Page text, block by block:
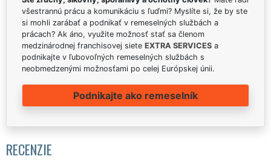
všestrannú prácu a komunikáciu s ľuďmi? Myslíte si, že by ste
si mohli zarábať a podnikať v remeselných službách a
prácach? Ak áno, využite možnosť stať sa členom
medzinárodnej franchisovej siete EXTRA SERVICES a
podnikajte v ľubovoľných remeselných službách s
neobmedzenými možnosťami po celej Európskej únii.
Podnikajte ako remeselník
RECENZIE